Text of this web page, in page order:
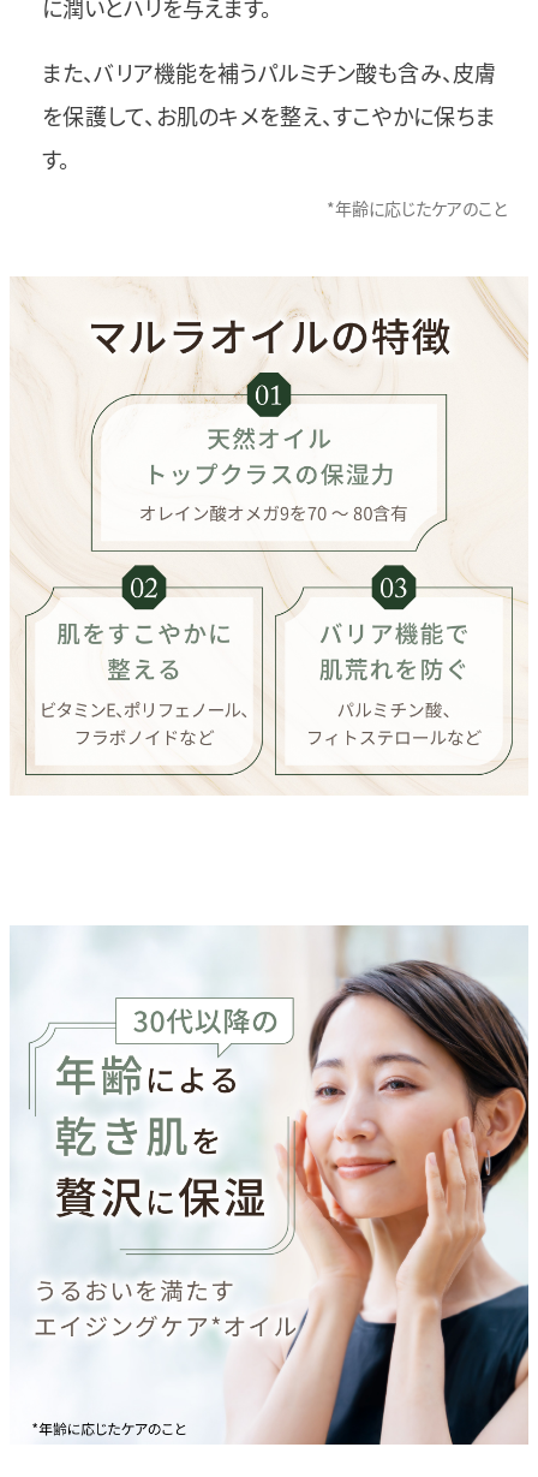
に潤いとハリを与えます。
また、バリア機能を補うパルミチン酸も含み、皮膚
を保護して、お肌のキメを整え、すこやかに保ちま
す。
*年齢に応じたケアのこと